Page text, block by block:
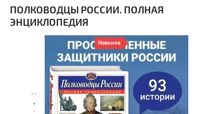
ПОЛКОВОДЦЫ РОССИИ. ПОЛНАЯ
ЭНЦИКЛОПЕДИЯ
Новинка